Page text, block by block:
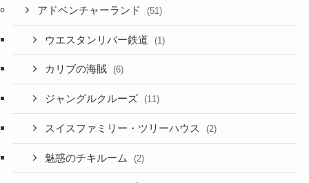
アドベンチャーランド (51)
ウエスタンリバー鉄道 (1)
カリブの海賊 (6)
ジャングルクルーズ (11)
スイスファミリー・ツリーハウス (2)
魅惑のチキルーム (2)